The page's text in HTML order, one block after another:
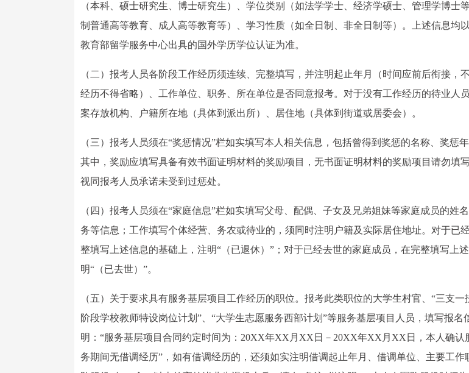
（本科、硕士研究生、博士研究生）、学位类别（如法学学士、经济学硕士、管理学博士
制普通高等教育、成人高等教育等）、学习性质（如全日制、非全日制等）。上述信息均
教育部留学服务中心出具的国外学历学位认证为准。
（二）报考人员各阶段工作经历须连续、完整填写，并注明起止年月（时间应前后衔接，
经历不得省略）、工作单位、职务、所在单位是否同意报考。对于没有工作经历的待业人
案存放机构、户籍所在地（具体到派出所）、居住地（具体到街道或居委会）。
（三）报考人员须在“奖惩情况”栏如实填写本人相关信息，包括曾得到奖惩的名称、奖惩
其中，奖励应填写具备有效书面证明材料的奖励项目，无书面证明材料的奖励项目请勿填
视同报考人员承诺未受到过惩处。
（四）报考人员须在“家庭信息”栏如实填写父母、配偶、子女及兄弟姐妹等家庭成员的姓
务等信息；工作填写个体经营、务农或待业的，须同时注明户籍及实际居住地址。对于已
整填写上述信息的基础上，注明“（已退休）”；对于已经去世的家庭成员，在完整填写上
明“（已去世）”。
（五）关于要求具有服务基层项目工作经历的职位。报考此类职位的大学生村官、“三支一
阶段学校教师特设岗位计划”、“大学生志愿服务西部计划”等服务基层项目人员，填写报名
明：“服务基层项目合同约定时间为：20XX年XX月XX日－20XX年XX月XX日，本人确认
务期间无借调经历”，如有借调经历的，还须如实注明借调起止年月、借调单位、主要工